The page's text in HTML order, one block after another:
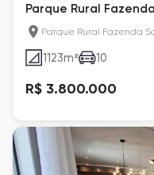
Parque Rural
Parque Rural Fazenda
1123m² 10
R$ 3.800.000